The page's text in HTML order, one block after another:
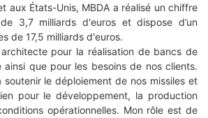
aux États-Unis, MBDA a réalisé un chiffre
3,7 milliards d'euros et dispose d’un
de 17,5 milliards d'euros.
pour la réalisation de bancs de
que pour les besoins de nos clients.
soutenir le déploiement de nos missiles et
pour le développement, la production
opérationnelles. Mon rôle est de